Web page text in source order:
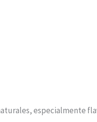
especialmente